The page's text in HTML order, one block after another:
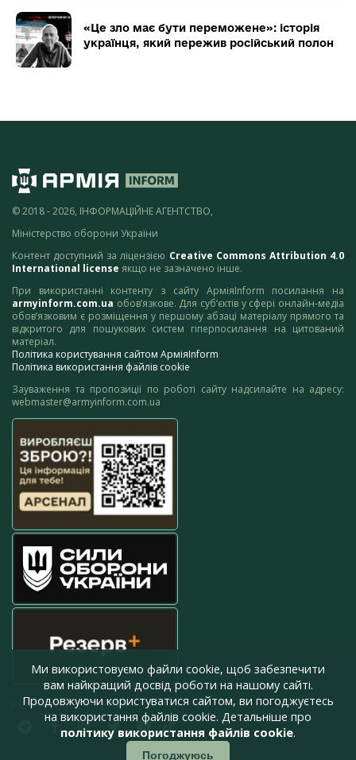
«Це зло має бути переможене»: історія
українця, який пережив російський полон
© 2018 - 2026, ІНФОРМАЦІЙНЕ АГЕНТСТВО,
Міністерство оборони України
Контент доступний за ліцензією Creative Commons Attribution 4.0
International license якщо не зазначено інше.
При використанні контенту з сайту АрміяInform посилання на
armyinform.com.ua обов’язкове. Для суб’єктів у сфері онлайн-медіа
обов’язковим є розміщення у першому абзаці матеріалу прямого та
відкритого для пошукових систем гіперпосилання на цитований
матеріал.
Політика користування сайтом АрміяInform
Політика використання файлів cookie
Зауваження та пропозиції по роботі сайту надсилайте на адресу:
webmaster@armyinform.com.ua
press@armyinform.com.ua
Ми використовуємо файли cookie, щоб забезпечити
вам найкращий досвід роботи на нашому сайті.
Продовжуючи користуватися сайтом, ви погоджуєтесь
на використання файлів cookie. Детальніше про
політику використання файлів cookie.
Погоджуюсь